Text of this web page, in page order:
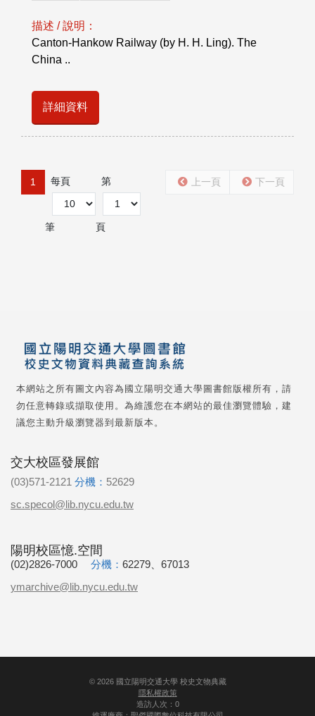
描述 / 說明：
Canton-Hankow Railway (by H. H. Ling). The
China ..
詳細資料
1 每頁
筆
第
頁
上一頁 下一頁
本網站之所有圖文內容為國立陽明交通大學圖書館版權所有，請
勿任意轉錄或擷取使用。為維護您在本網站的最佳瀏覽體驗，建
議您主動升級瀏覽器到最新版本。
交大校區發展館
(03)571-2121 分機： 52629
sc.specol@lib.nycu.edu.tw
陽明校區憶.空間
(02)2826-7000 分機： 62279、67013
ymarchive@lib.nycu.edu.tw
© 2026國立陽明交通大學 校史文物典藏
隱私權政策
造訪人次：0